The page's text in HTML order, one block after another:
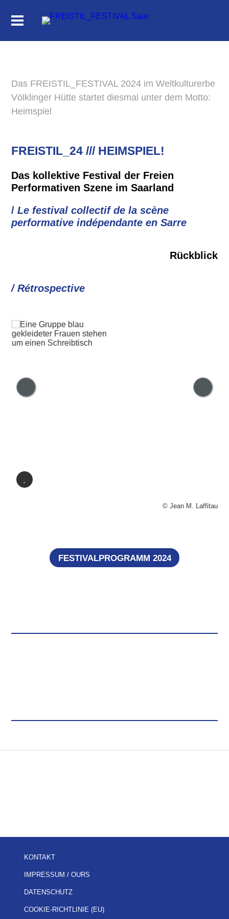
Das FREISTIL_FESTIVAL 2024 im Weltkulturerbe
Völklinger Hütte startet diesmal unter dem Motto:
Heimspiel
FREISTIL_24 /// HEIMSPIEL!
Das kollektive Festival der Freien
Performativen Szene im Saarland
/Le festival collectif de la scène
performative indépendante en Sarre
Rückblick
/ Rétrospective
© Jean M. Laffitau
FESTIVALPROGRAMM 2024
KONTAKT
IMPRESSUM / OURS
DATENSCHUTZ
COOKIE-RICHTLINIE (EU)